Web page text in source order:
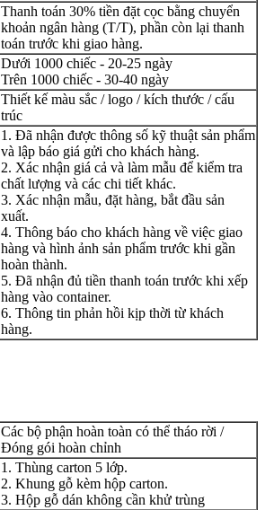
Thanh toán 30% tiền đặt cọc bằng chuyển
khoản ngân hàng (T/T), phần còn lại thanh
toán trước khi giao hàng.
Dưới 1000 chiếc - 20-25 ngày
Trên 1000 chiếc - 30-40 ngày
Thiết kế màu sắc / logo / kích thước / cấu
trúc
1. Đã nhận được thông số kỹ thuật sản phẩm
và lập báo giá gửi cho khách hàng.
2. Xác nhận giá cả và làm mẫu để kiểm tra
chất lượng và các chi tiết khác.
3. Xác nhận mẫu, đặt hàng, bắt đầu sản
xuất.
4. Thông báo cho khách hàng về việc giao
hàng và hình ảnh sản phẩm trước khi gần
hoàn thành.
5. Đã nhận đủ tiền thanh toán trước khi xếp
hàng vào container.
6. Thông tin phản hồi kịp thời từ khách
hàng.
Các bộ phận hoàn toàn có thể tháo rời /
Đóng gói hoàn chỉnh
1. Thùng carton 5 lớp.
2. Khung gỗ kèm hộp carton.
3. Hộp gỗ dán không cần khử trùng